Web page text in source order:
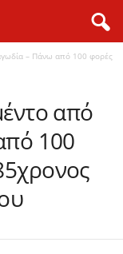
– Πάνω από 100 φορές
από
100